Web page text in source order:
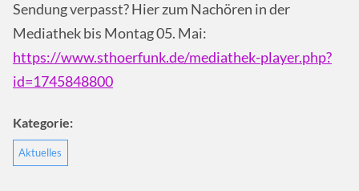
Sendung verpasst? Hier zum Nachören in der
Mediathek bis Montag 05. Mai:
https://www.sthoerfunk.de/mediathek-player.php?
id=1745848800
Kategorie:
Aktuelles